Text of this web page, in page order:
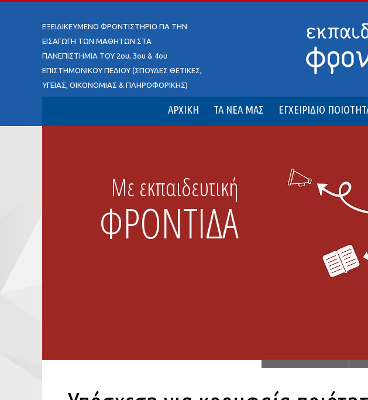
ΕΞΕΙΔΙΚΕΥΜΕΝΟ ΦΡΟΝΤΙΣΤΗΡΙΟ ΓΙΑ ΤΗΝ
ΕΙΣΑΓΩΓΗ ΤΩΝ ΜΑΘΗΤΩΝ ΣΤΑ
ΠΑΝΕΠΙΣΤΗΜΙΑ ΤΟΥ 2ου, 3ου & 4ου
ΕΠΙΣΤΗΜΟΝΙΚΟΥ ΠΕΔΙΟΥ (ΣΠΟΥΔΕΣ ΘΕΤΙΚΕΣ,
ΥΓΕΙΑΣ, ΟΙΚΟΝΟΜΙΑΣ & ΠΛΗΡΟΦΟΡΙΚΗΣ)
ΑΡΧΙΚΗ ΤΑ ΝΕΑ ΜΑΣ ΕΓΧΕΙΡΙΔΙΟ
ΕΓΧΕΙΡΙΔΙΟ ΠΟΙΟΤΗΤΑΣ
Η διοίκηση και η οργάνωση της «Εκπ... Οι
Τα προγράμματα σπουδών. Τα διαγωνίσματα Η σωστή ενημέρωση... Η αξιολόγηση
ΟΙ ΕΠΙΤΥΧΙΕΣ ΜΑΣ